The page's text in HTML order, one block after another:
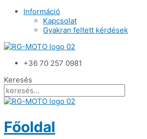
Információ
Kapcsolat
Gyakran feltett kérdések
+36 70 257 0981
Keresés
Főoldal